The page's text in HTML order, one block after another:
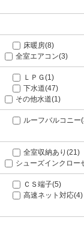
床暖房(8)
全室エアコン(3)
ＬＰＧ(1)
下水道(47)
その他水道(1)
ルーフバルコニー
全室収納あり(21)
シューズインクロー
ＣＳ端子(5)
高速ネット対応(4)